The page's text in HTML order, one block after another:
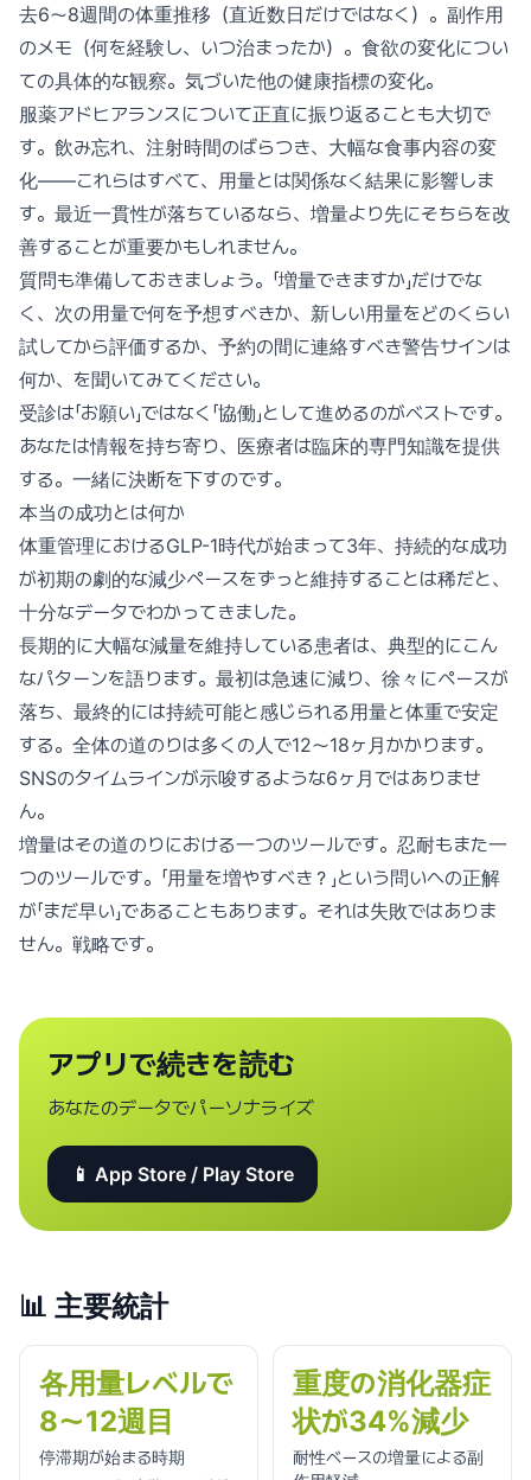
去6〜8週間の体重推移（直近数日だけではなく）。副作用
のメモ（何を経験し、いつ治まったか）。食欲の変化につい
ての具体的な観察。気づいた他の健康指標の変化。
服薬アドヒアランスについて正直に振り返ることも大切で
す。飲み忘れ、注射時間のばらつき、大幅な食事内容の変
化——これらはすべて、用量とは関係なく結果に影響しま
す。最近一貫性が落ちているなら、増量より先にそちらを改
善することが重要かもしれません。
質問も準備しておきましょう。「増量できますか」だけでな
く、次の用量で何を予想すべきか、新しい用量をどのくらい
試してから評価するか、予約の間に連絡すべき警告サインは
何か、を聞いてみてください。
受診は「お願い」ではなく「協働」として進めるのがベストです。
あなたは情報を持ち寄り、医療者は臨床的専門知識を提供
する。一緒に決断を下すのです。
本当の成功とは何か
体重管理におけるGLP-1時代が始まって3年、持続的な成功
が初期の劇的な減少ペースをずっと維持することは稀だと、
十分なデータでわかってきました。
長期的に大幅な減量を維持している患者は、典型的にこん
なパターンを語ります。最初は急速に減り、徐々にペースが
落ち、最終的には持続可能と感じられる用量と体重で安定
する。全体の道のりは多くの人で12〜18ヶ月かかります。
SNSのタイムラインが示唆するような6ヶ月ではありませ
ん。
増量はその道のりにおける一つのツールです。忍耐もまた一
つのツールです。「用量を増やすべき？」という問いへの正解
が「まだ早い」であることもあります。それは失敗ではありま
せん。戦略です。
アプリで続きを読む
あなたのデータでパーソナライズ
📱 App Store / Play Store
📊 主要統計
各用量レベルで
8〜12週目
停滞期が始まる時期
重度の消化器症
状が34%減少
耐性ベースの増量による副